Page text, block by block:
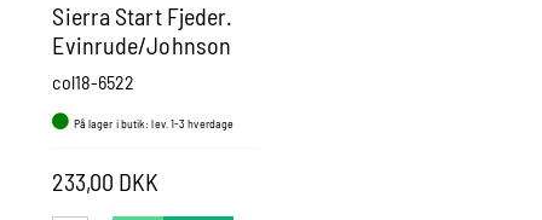
Sierra Start Fjeder.
Evinrude/Johnson
col18-6522
På lager i butik: lev. 1-3 hverdage
233,00 DKK